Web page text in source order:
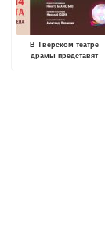
В Тверском театре
драмы представят